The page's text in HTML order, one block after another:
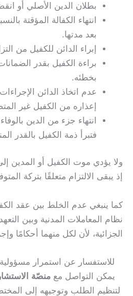
بطلان الدين الأصلي أو
انتهاء الكفالة المؤقتة
بعد مدتها.
إبراء الدائن للكفيل من
براءة الكفيل بقدر
بخطئه.
عدم اتخاذ الدائن
إعذاره من الكفيل غير
انتهاء جزء من الدين
فتبرأ ذمة الكفيل بالقدر
ولا يؤدي موت الكفيل أو المدين إلى
إذ يبقى الالتزام متعلقًا بتركة
كما ينبغي عدم الخلط بين عقد
نظام المعاملات المدنية وبين
الجزائية، لأن لكل منهما أحكامًا
للاستفسار عن استمرار مسؤولية
يمكن التواصل مع منصّة
لتنظيم الطلب وتوجيهه إلى